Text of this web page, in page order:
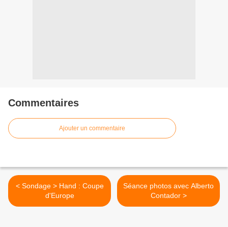
Commentaires
Ajouter un commentaire
< Sondage > Hand : Coupe
d'Europe
Séance photos avec Alberto
Contador >